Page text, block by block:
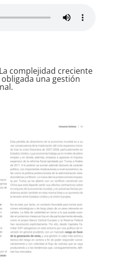
complejidad creciente
una gestión